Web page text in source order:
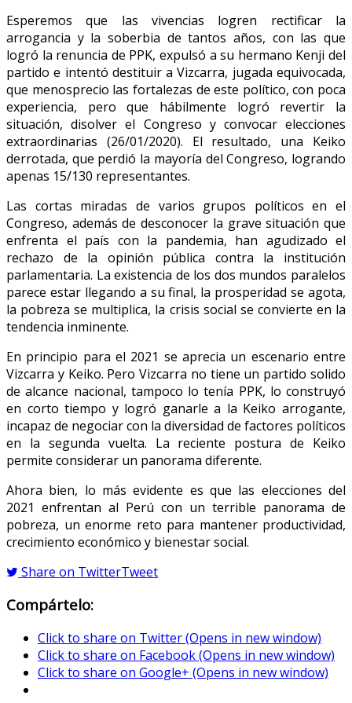
Esperemos que las vivencias logren rectificar la
arrogancia y la soberbia de tantos años, con las que
logró la renuncia de PPK, expulsó a su hermano Kenji del
partido e intentó destituir a Vizcarra, jugada equivocada,
que menosprecio las fortalezas de este político, con poca
experiencia, pero que hábilmente logró revertir la
situación, disolver el Congreso y convocar elecciones
extraordinarias (26/01/2020). El resultado, una Keiko
derrotada, que perdió la mayoría del Congreso, logrando
apenas 15/130 representantes.
Las cortas miradas de varios grupos políticos en el
Congreso, además de desconocer la grave situación que
enfrenta el país con la pandemia, han agudizado el
rechazo de la opinión pública contra la institución
parlamentaria. La existencia de los dos mundos paralelos
parece estar llegando a su final, la prosperidad se agota,
la pobreza se multiplica, la crisis social se convierte en la
tendencia inminente.
En principio para el 2021 se aprecia un escenario entre
Vizcarra y Keiko. Pero Vizcarra no tiene un partido solido
de alcance nacional, tampoco lo tenía PPK, lo construyó
en corto tiempo y logró ganarle a la Keiko arrogante,
incapaz de negociar con la diversidad de factores políticos
en la segunda vuelta. La reciente postura de Keiko
permite considerar un panorama diferente.
Ahora bien, lo más evidente es que las elecciones del
2021 enfrentan al Perú con un terrible panorama de
pobreza, un enorme reto para mantener productividad,
crecimiento económico y bienestar social.
Share on TwitterTweet
Compártelo:
Click to share on Twitter (Opens in new window)
Click to share on Facebook (Opens in new window)
Click to share on Google+ (Opens in new window)